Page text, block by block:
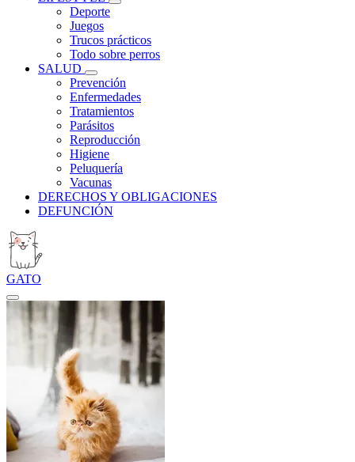
Deporte
Juegos
Trucos prácticos
Todo sobre perros
SALUD
Prevención
Enfermedades
Tratamientos
Parásitos
Reproducción
Higiene
Peluquería
Vacunas
DERECHOS Y OBLIGACIONES
DEFUNCIÓN
GATO